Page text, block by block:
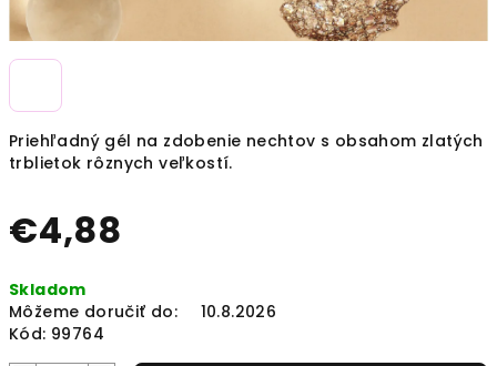
Priehľadný gél na zdobenie nechtov s obsahom zlatých
trblietok rôznych veľkostí.
€4,88
cena:
Skladom
Môžeme doručiť do:
10.8.2026
Kód: 99764